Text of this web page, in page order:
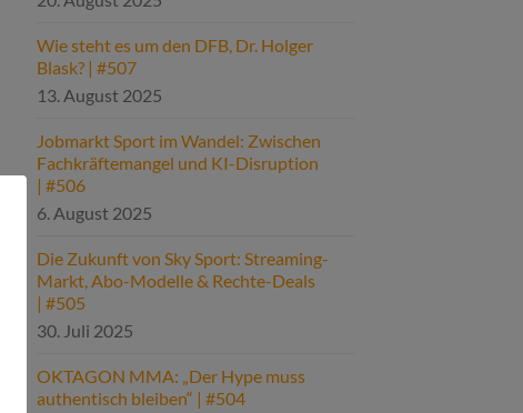
Wie steht es um den DFB, Dr. Holger
Blask? | #507
13. August 2025
Jobmarkt Sport im Wandel: Zwischen
Fachkräftemangel und KI-Disruption
| #506
6. August 2025
Die Zukunft von Sky Sport: Streaming-
Markt, Abo-Modelle & Rechte-Deals
| #505
30. Juli 2025
OKTAGON MMA: „Der Hype muss
authentisch bleiben“ | #504